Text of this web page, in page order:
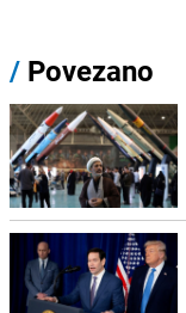
/ Povezano